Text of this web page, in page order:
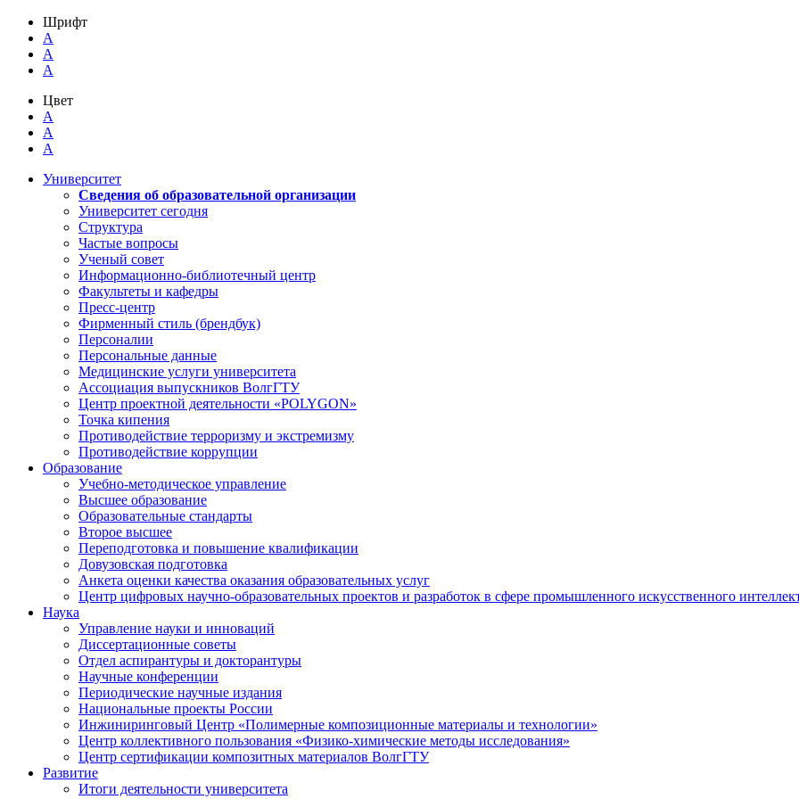
Шрифт
A
A
A
Цвет
A
A
A
Университет
Сведения об образовательной организации
Университет сегодня
Структура
Частые вопросы
Ученый совет
Информационно-библиотечный центр
Факультеты и кафедры
Пресс-центр
Фирменный стиль (брендбук)
Персоналии
Персональные данные
Медицинские услуги университета
Ассоциация выпускников ВолгГТУ
Центр проектной деятельности «POLYGON»
Точка кипения
Противодействие терроризму и экстремизму
Противодействие коррупции
Образование
Учебно-методическое управление
Высшее образование
Образовательные стандарты
Второе высшее
Переподготовка и повышение квалификации
Довузовская подготовка
Анкета оценки качества оказания образовательных услуг
Центр цифровых научно-образовательных проектов и разработок в сфере промышленного искусственного
Наука
Управление науки и инноваций
Диссертационные советы
Отдел аспирантуры и докторантуры
Научные конференции
Периодические научные издания
Национальные проекты России
Инжиниринговый Центр «Полимерные композиционные материалы и технологии»
Центр коллективного пользования «Физико-химические методы исследования»
Центр сертификации композитных материалов ВолгГТУ
Развитие
Итоги деятельности университета